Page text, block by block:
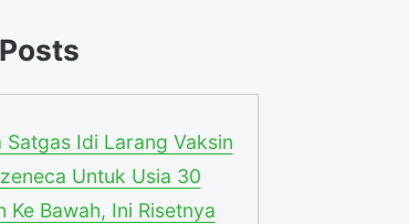
Satgas Idi Larang Vaksin
Untuk Usia 30
Ke Bawah, Ini Risetnya